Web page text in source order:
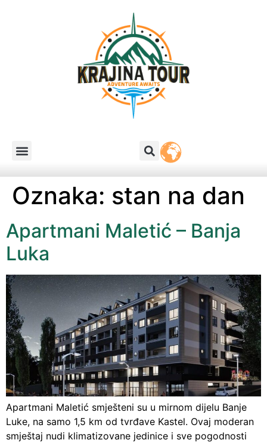
Oznaka: stan na dan
Apartmani Maletić – Banja
Luka
Apartmani Maletić smješteni su u mirnom dijelu Banje
Luke, na samo 1,5 km od tvrđave Kastel. Ovaj moderan
smještaj nudi klimatizovane jedinice i sve pogodnosti